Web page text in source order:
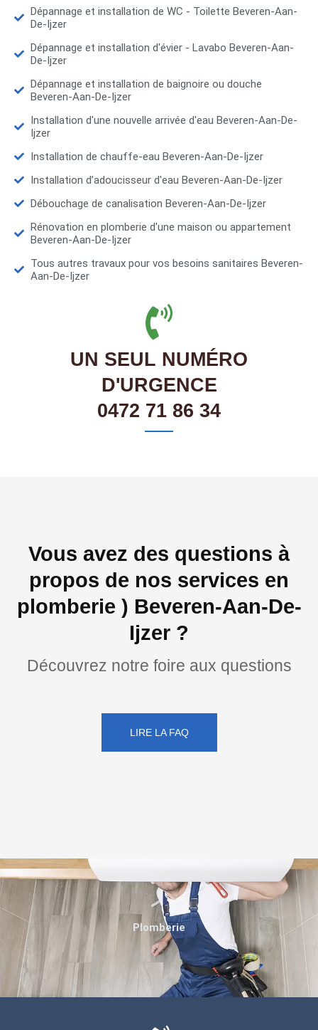
Dépannage et installation de WC - Toilette Beveren-Aan-
De-Ijzer
Dépannage et installation d'évier - Lavabo Beveren-Aan-
De-Ijzer
Dépannage et installation de baignoire ou douche
Beveren-Aan-De-Ijzer
Installation d'une nouvelle arrivée d'eau Beveren-Aan-De-
Ijzer
Installation de chauffe-eau Beveren-Aan-De-Ijzer
Installation d’adoucisseur d'eau Beveren-Aan-De-Ijzer
Débouchage de canalisation Beveren-Aan-De-Ijzer
Rénovation en plomberie d'une maison ou appartement
Beveren-Aan-De-Ijzer
Tous autres travaux pour vos besoins sanitaires Beveren-
Aan-De-Ijzer
UN SEUL NUMÉRO
D'URGENCE
0472 71 86 34
Vous avez des questions à
propos de nos services en
plomberie ) Beveren-Aan-De-
Ijzer ?
Découvrez notre foire aux questions
LIRE LA FAQ
Plomberie